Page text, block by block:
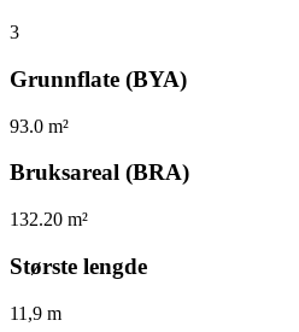
3
Grunnflate (BYA)
93.0 m²
Bruksareal (BRA)
132.20 m²
Største lengde
11,9 m